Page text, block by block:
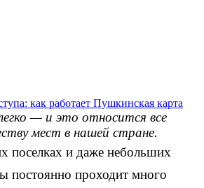
— и это относится все
мест в нашей стране.
поселках и даже небольших
постоянно проходит много